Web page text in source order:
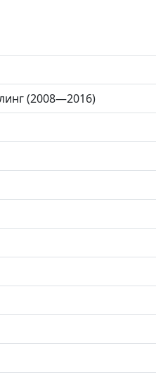
(2008—2016)